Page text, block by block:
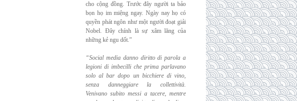
cho cộng đồng. Trước đây người ta bảo
bọn họ im miệng ngay. Ngày nay họ có
quyền phát ngôn như một người đoạt giải
Nobel. Đây chính là sự xâm lăng của
những kẻ ngu dốt.”
“Social media danno diritto di parola a
legioni di imbecilli che prima parlavano
solo albar dopo un bicchiere di vino,
senza danneggiare la collettività.
Venivano subito messi a tacere, mentre